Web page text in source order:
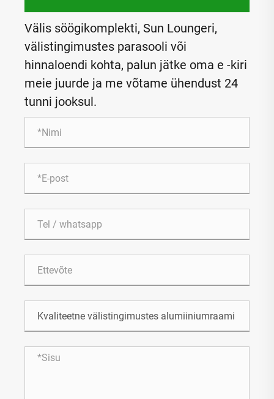
Välis söögikomplekti, Sun Loungeri,
välistingimustes parasooli või
hinnaloendi kohta, palun jätke oma e -kiri
meie juurde ja me võtame ühendust 24
tunni jooksul.